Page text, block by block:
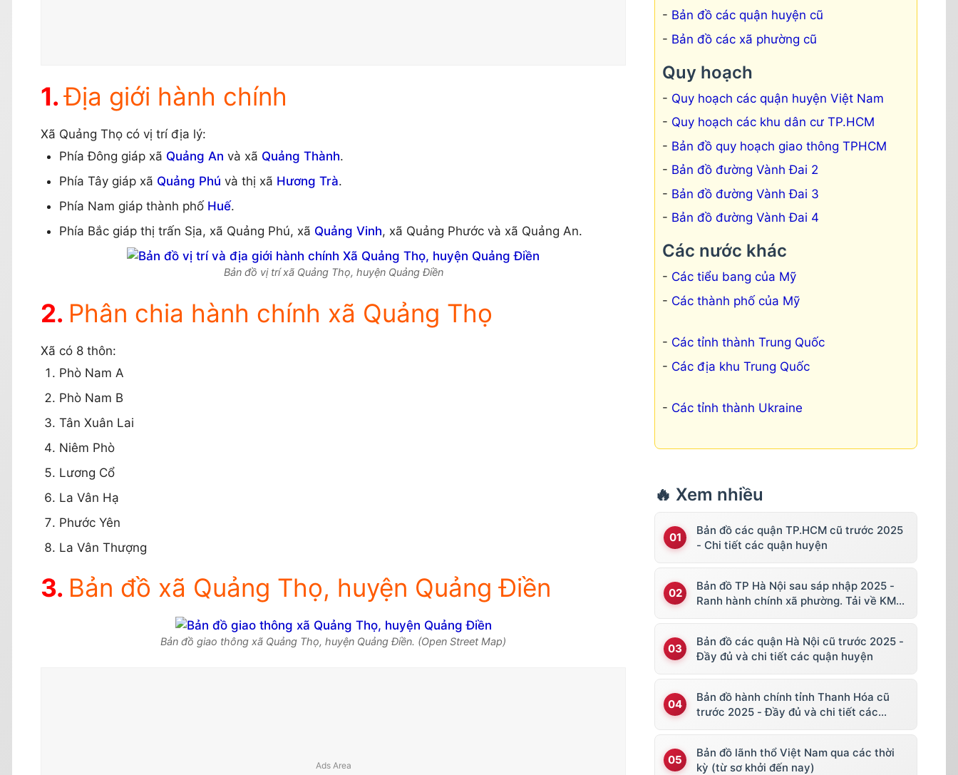
Địa giới hành chính
Xã Quảng Thọ có vị trí địa lý:
Phía Đông giáp xã Quảng An và xã Quảng Thành.
Phía Tây giáp xã Quảng Phú và thị xã Hương Trà.
Phía Nam giáp thành phố Huế.
Phía Bắc giáp thị trấn Sịa, xã Quảng Phú, xã Quảng Vinh, xã Quảng Phước và xã Quảng An.
Bản đồ vị trí xã Quảng Thọ, huyện Quảng Điền
Phân chia hành chính xã Quảng Thọ
Xã có 8 thôn:
Phò Nam A
Phò Nam B
Tân Xuân Lai
Niêm Phò
Lương Cổ
La Vân Hạ
Phước Yên
La Vân Thượng
Bản đồ xã Quảng Thọ, huyện Quảng Điền
Bản đồ giao thông xã Quảng Thọ, huyện Quảng Điền. (Open Street Map)
Bản đồ các quận huyện cũ
Bản đồ các xã phường cũ
Quy hoạch
Quy hoạch các quận huyện Việt Nam
Quy hoạch các khu dân cư TP.HCM
Bản đồ quy hoạch giao thông TPHCM
Bản đồ đường Vành Đai 2
Bản đồ đường Vành Đai 3
Bản đồ đường Vành Đai 4
Các nước khác
Các tiểu bang của Mỹ
Các thành phố của Mỹ
Các tỉnh thành Trung Quốc
Các địa khu Trung Quốc
Các tỉnh thành Ukraine
🔥 Xem nhiều
Bản đồ các quận TP.HCM cũ trước 2025
- Chi tiết các quận huyện
Bản đồ TP Hà Nội sau sáp nhập 2025 -
Ranh hành chính xã phường. Tải về KML,
Bản đồ các quận Hà Nội cũ trước 2025 -
Đầy đủ và chi tiết các quận huyện
Bản đồ hành chính tỉnh Thanh Hóa cũ
trước 2025 - Đầy đủ và chi tiết các
Bản đồ lãnh thổ Việt Nam qua các thời
kỳ (từ sơ khởi đến nay)